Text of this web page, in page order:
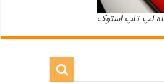
لپ تاپ استوک